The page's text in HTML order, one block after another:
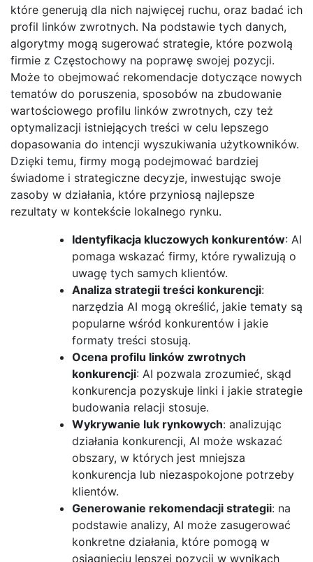
które generują dla nich najwięcej ruchu, oraz badać ich
profil linków zwrotnych. Na podstawie tych danych,
algorytmy mogą sugerować strategie, które pozwolą
firmie z Częstochowy na poprawę swojej pozycji.
Może to obejmować rekomendacje dotyczące nowych
tematów do poruszenia, sposobów na zbudowanie
wartościowego profilu linków zwrotnych, czy też
optymalizacji istniejących treści w celu lepszego
dopasowania do intencji wyszukiwania użytkowników.
Dzięki temu, firmy mogą podejmować bardziej
świadome i strategiczne decyzje, inwestując swoje
zasoby w działania, które przyniosą najlepsze
rezultaty w kontekście lokalnego rynku.
Identyfikacja kluczowych konkurentów: AI
pomaga wskazać firmy, które rywalizują o
uwagę tych samych klientów.
Analiza strategii treści konkurencji:
narzędzia AI mogą określić, jakie tematy są
popularne wśród konkurentów i jakie
formaty treści stosują.
Ocena profilu linków zwrotnych
konkurencji: AI pozwala zrozumieć, skąd
konkurencja pozyskuje linki i jakie strategie
budowania relacji stosuje.
Wykrywanie luk rynkowych: analizując
działania konkurencji, AI może wskazać
obszary, w których jest mniejsza
konkurencja lub niezaspokojone potrzeby
klientów.
Generowanie rekomendacji strategii: na
podstawie analizy, AI może zasugerować
konkretne działania, które pomogą w
osiągnięciu lepszej pozycji w wynikach